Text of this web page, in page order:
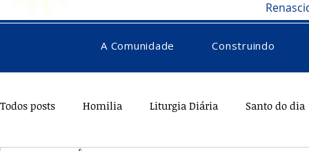
A Comunidade Construindo
Todos posts Homilia Liturgia Diária Santo do dia